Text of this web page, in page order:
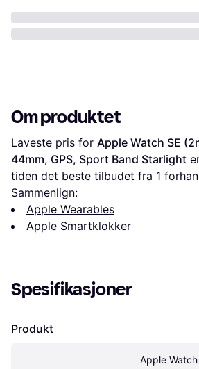
Om produktet
Laveste pris for Apple Watch SE
44mm, GPS, Sport Band Starlight
tiden det beste tilbudet fra 1
Sammenlign:
Apple Wearables
Apple Smartklokker
Spesifikasjoner
Produkt
Apple